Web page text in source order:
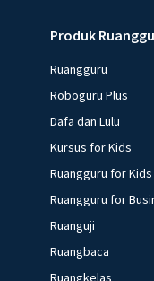
Produk
Ruangguru
Roboguru Plus
Dafa dan Lulu
Kursus for Kids
Ruangguru for Kids
Ruangguru for
Ruanguji
Ruangbaca
Ruangkelas